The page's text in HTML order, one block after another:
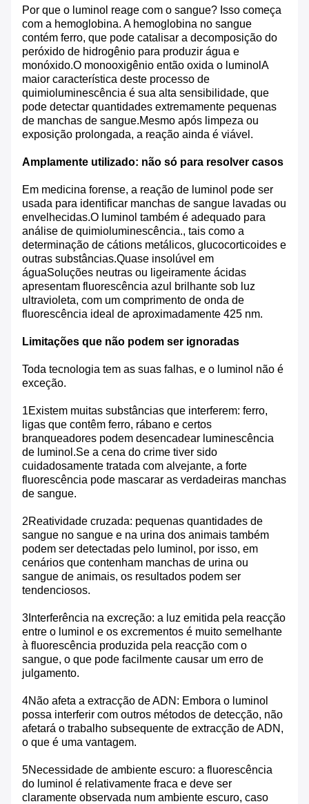
Por que o luminol reage com o sangue? Isso começa
com a hemoglobina. A hemoglobina no sangue
contém ferro, que pode catalisar a decomposição do
peróxido de hidrogênio para produzir água e
monóxido.O monooxigênio então oxida o luminolA
maior característica deste processo de
quimioluminescência é sua alta sensibilidade, que
pode detectar quantidades extremamente pequenas
de manchas de sangue.Mesmo após limpeza ou
exposição prolongada, a reação ainda é viável.
Amplamente utilizado: não só para resolver casos
Em medicina forense, a reação de luminol pode ser
usada para identificar manchas de sangue lavadas ou
envelhecidas.O luminol também é adequado para
análise de quimioluminescência., tais como a
determinação de cátions metálicos, glucocorticoides e
outras substâncias.Quase insolúvel em
águaSoluções neutras ou ligeiramente ácidas
apresentam fluorescência azul brilhante sob luz
ultravioleta, com um comprimento de onda de
fluorescência ideal de aproximadamente 425 nm.
Limitações que não podem ser ignoradas
Toda tecnologia tem as suas falhas, e o luminol não é
exceção.
1Existem muitas substâncias que interferem: ferro,
ligas que contêm ferro, rábano e certos
branqueadores podem desencadear luminescência
de luminol.Se a cena do crime tiver sido
cuidadosamente tratada com alvejante, a forte
fluorescência pode mascarar as verdadeiras manchas
de sangue.
2Reatividade cruzada: pequenas quantidades de
sangue no sangue e na urina dos animais também
podem ser detectadas pelo luminol, por isso, em
cenários que contenham manchas de urina ou
sangue de animais, os resultados podem ser
tendenciosos.
3Interferência na excreção: a luz emitida pela reacção
entre o luminol e os excrementos é muito semelhante
à fluorescência produzida pela reacção com o
sangue, o que pode facilmente causar um erro de
julgamento.
4Não afeta a extracção de ADN: Embora o luminol
possa interferir com outros métodos de detecção, não
afetará o trabalho subsequente de extracção de ADN,
o que é uma vantagem.
5Necessidade de ambiente escuro: a fluorescência
do luminol é relativamente fraca e deve ser
claramente observada num ambiente escuro, caso